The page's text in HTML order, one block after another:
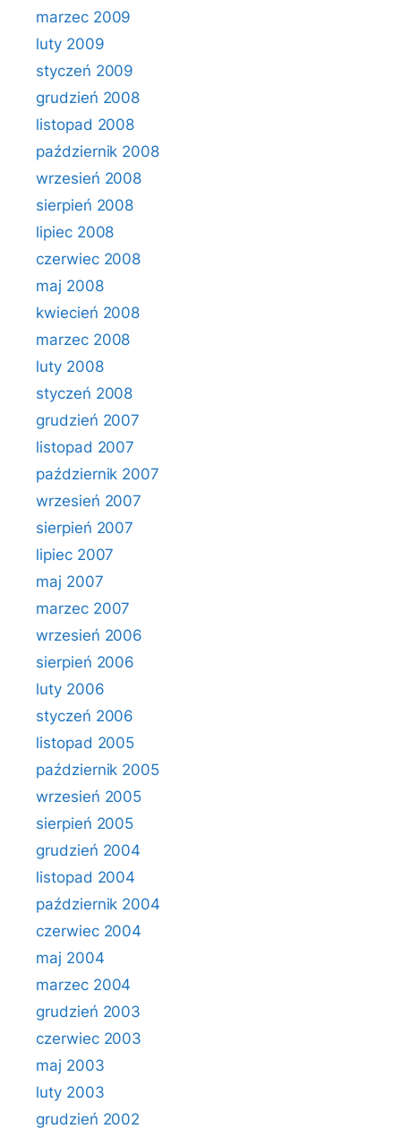
marzec 2009
luty 2009
styczeń 2009
grudzień 2008
listopad 2008
październik 2008
wrzesień 2008
sierpień 2008
lipiec 2008
czerwiec 2008
maj 2008
kwiecień 2008
marzec 2008
luty 2008
styczeń 2008
grudzień 2007
listopad 2007
październik 2007
wrzesień 2007
sierpień 2007
lipiec 2007
maj 2007
marzec 2007
wrzesień 2006
sierpień 2006
luty 2006
styczeń 2006
listopad 2005
październik 2005
wrzesień 2005
sierpień 2005
grudzień 2004
listopad 2004
październik 2004
czerwiec 2004
maj 2004
marzec 2004
grudzień 2003
czerwiec 2003
maj 2003
luty 2003
grudzień 2002